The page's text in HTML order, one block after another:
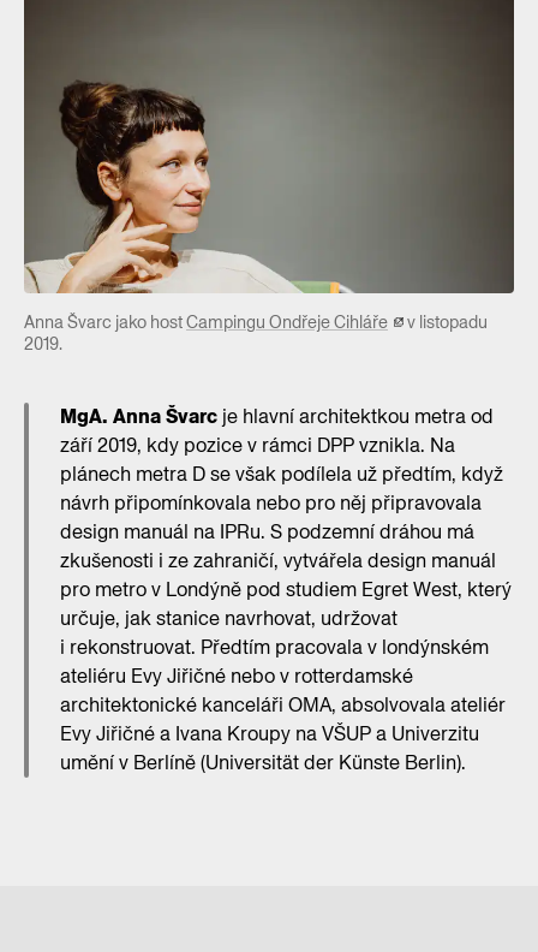
Anna Švarc jako hostCampingu Ondřeje Cihláře
v listopadu
2019.
MgA. Anna Švarc je hlavní architektkou metra od
září 2019, kdy pozice v rámci DPP vznikla. Na
plánech metra D se však podílela už předtím, když
návrh připomínkovala nebo pro něj připravovala
design manuál na IPRu. S podzemní dráhou má
zkušenosti i ze zahraničí, vytvářela design manuál
pro metro v Londýně pod studiem Egret West, který
určuje, jak stanice navrhovat, udržovat
i rekonstruovat. Předtím pracovala v londýnském
ateliéru Evy Jiřičné nebo v rotterdamské
architektonické kanceláři OMA, absolvovala ateliér
Evy Jiřičné a Ivana Kroupy na VŠUP a Univerzitu
umění v Berlíně (Universität der Künste Berlin).